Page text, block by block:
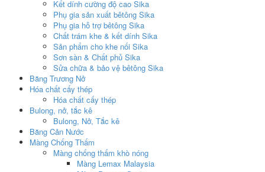
Kết dính cường độ cao Sika
Phụ gia sản xuất bêtông Sika
Phụ gia hỗ trợ bêtông Sika
Chất trám khe & kết dính Sika
Sản phẩm cho khe nối Sika
Sơn sàn & Chất phủ Sika
Sửa chữa & bảo vệ bêtông Sika
Băng Trương Nở
Hóa chất cấy thép
Hóa chất cấy thép
Bulong, nở, tắc kê
Bulong, Nở, Tắc kê
Băng Cản Nước
Màng Chống Thấm
Màng chống thấm khò nóng
Màng Lemax Malaysia